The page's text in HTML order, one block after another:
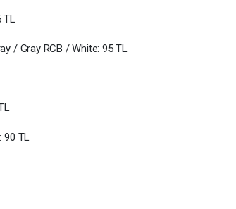
TL
/ Gray RCB / White: 95 TL
90 TL